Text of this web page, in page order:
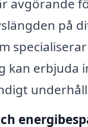
avgörande
på
kan erbjuda